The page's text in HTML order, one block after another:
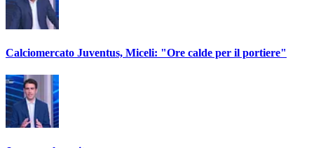
Calciomercato Juventus, Miceli: "Ore calde per il portiere"